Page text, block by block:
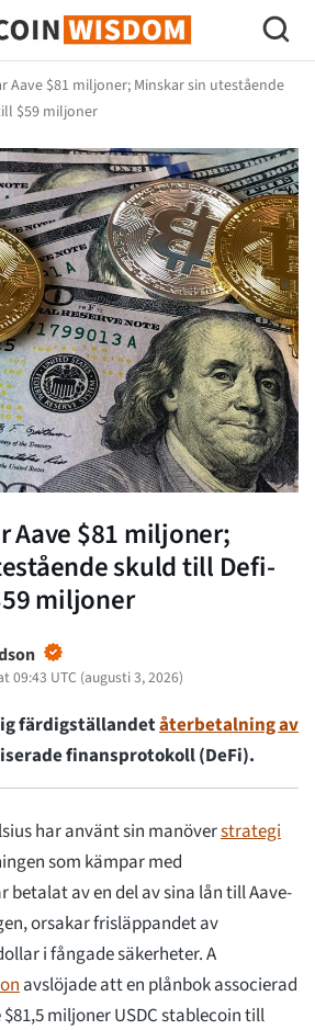
Bitcoin Wisdom
Aave $81 miljoner; Minskar sin utestående
$59 miljoner
Aave $81 miljoner;
skuld till Defi-
miljoner
09:43 UTC (augusti 3, 2026)
färdigställandetåterbetalning av
finansprotokoll (DeFi).
har använt sin manöverstrategi
som kämpar med
av en del av sina lån till Aave-
orsakar frisläppandet av
i fångade säkerheter. A
avslöjade att en plånbok associerad
miljoner USDC stablecoin till